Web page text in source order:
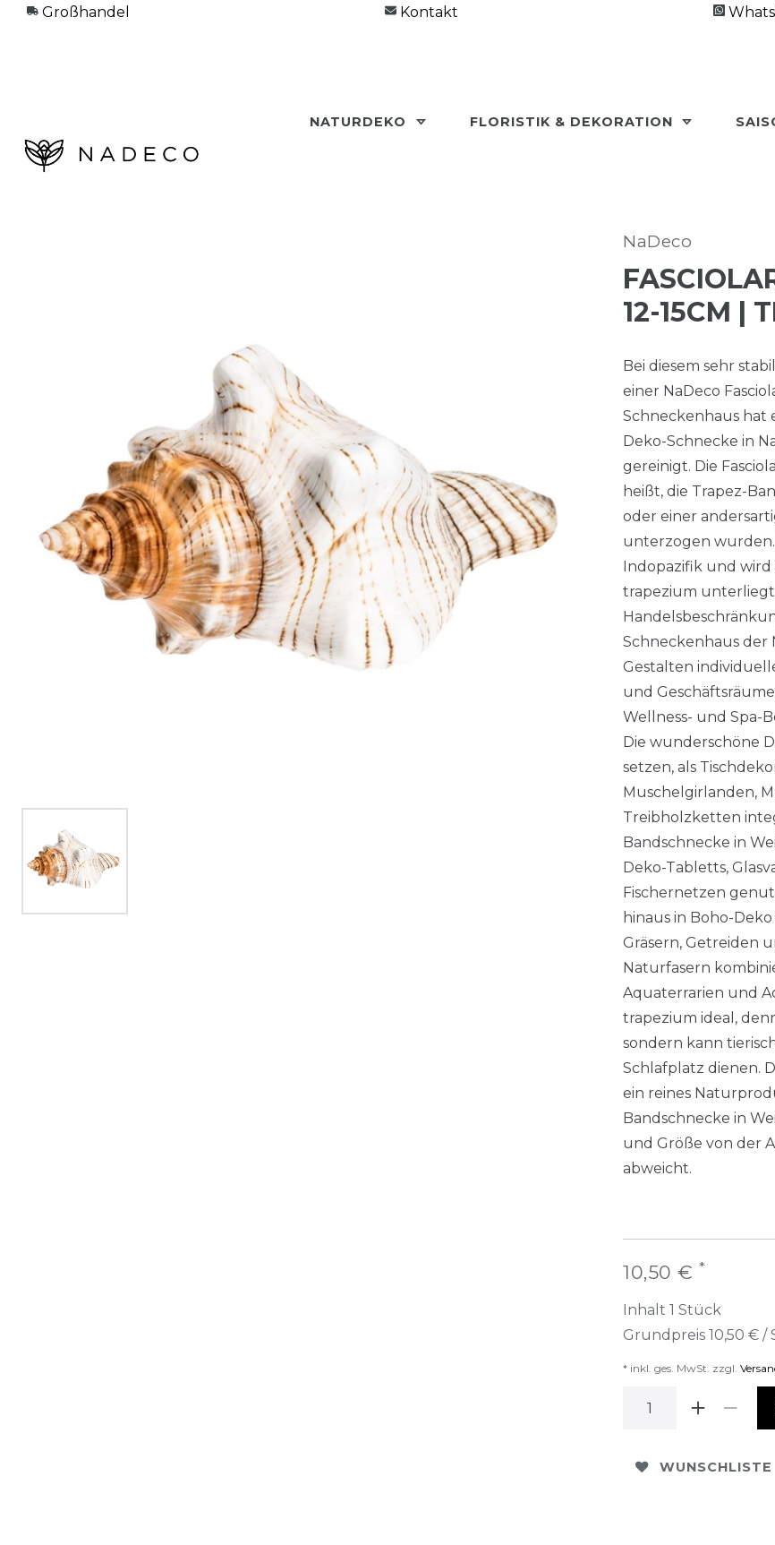
Großhandel Kontakt
NATURDEKO FLORISTIK & DEKORATION
NaDeco
2-15CM |
Bei diesem sehr
einer NaDeco
Schneckenhaus hat
Deko-Schnecke in
gereinigt. Die
heißt, die Trapez-
oder einer
unterzogen wurden.
Indopazifik und wird
trapezium
Schneckenhaus der
Gestalten
und
Wellness- und Spa-
Die wunderschöne
setzen, als
Muschelgirlanden,
Treibholzketten
Bandschnecke in
Deko-Tabletts,
Fischernetzen
hinaus in Boho-
Gräsern, Getreiden
Naturfasern
Aquaterrarien und
trapezium ideal,
sondern kann
Schlafplatz dienen.
ein reines
Bandschnecke in
und Größe von der
abweicht.
10,50 € *
Inhalt 1 Stück
Grundpreis 10,50 € /
* inkl. ges. MwSt. zzgl.
WUNSCHLISTE